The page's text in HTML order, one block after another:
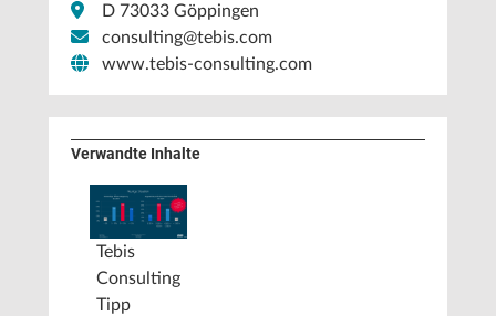
D 73033 Göppingen
consulting@tebis.com
www.tebis-consulting.com
Verwandte Inhalte
Tebis
Consulting
Tipp